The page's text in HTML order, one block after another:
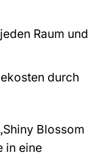
Raum und
durch
Blossom
in eine